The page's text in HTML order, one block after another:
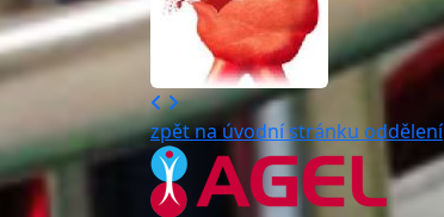
zpět na úvodní stránku oddělení